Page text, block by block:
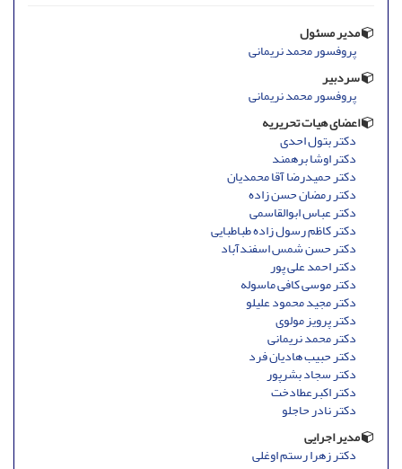
مدیر مسئول
پروفسور محمد نریمانی
سردبیر
پروفسور محمد نریمانی
اعضای هیات تحریریه
دکتر بتول احدی
دکتر اوشا برهمند
دکتر حمیدرضا آقا محمدیان
دکتر رمضان حسن زاده
دکتر عباس ابوالقاسمی
دکتر کاظم رسول زاده طباطبایی
دکتر حسن شمس اسفندآباد
دکتر احمد علی پور
دکتر موسی کافی ماسوله
دکتر مجید محمود علیلو
دکتر پرویز مولوی
دکتر محمد نریمانی
دکتر حبیب هادیان فرد
دکتر سجاد بشرپور
دکتر اکبرعطادخت
دکتر نادر حاجلو
مدیر اجرایی
دکتر زهرا رستم اوغلی